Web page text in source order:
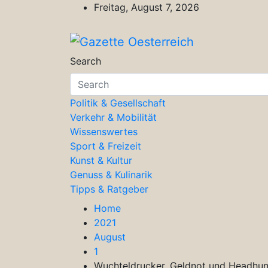
Freitag, August 7, 2026
Gazette Oesterreich
Magazin für Freizeit, Politik, Kultur
Search
Politik & Gesellschaft
Verkehr & Mobilität
Wissenswertes
Sport & Freizeit
Kunst & Kultur
Genuss & Kulinarik
Tipps & Ratgeber
Home
2021
August
1
Wuchteldrucker, Geldnot und